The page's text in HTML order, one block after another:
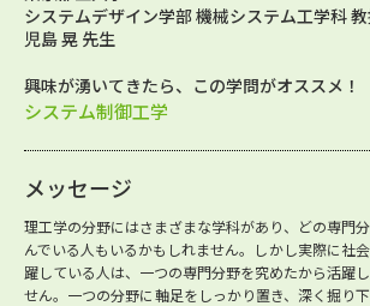
システムデザイン学部 機械システム工学科
児島 晃 先生
興味が湧いてきたら、この学問がオススメ！
システム制御工学
メッセージ
理工学の分野にはさまざまな学科があり、どの専門
んでいる人もいるかもしれません。しかし実際に社
躍している人は、一つの専門分野を究めたから活躍
せん。一つの分野に軸足をしっかり置き、深く掘り